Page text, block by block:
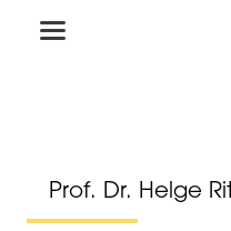
Prof. Dr. Helge